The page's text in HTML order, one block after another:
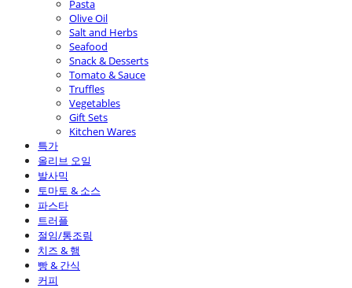
Pasta
Olive Oil
Salt and Herbs
Seafood
Snack & Desserts
Tomato & Sauce
Truffles
Vegetables
Gift Sets
Kitchen Wares
특가
올리브 오일
발사믹
토마토 & 소스
파스타
트러플
절임/통조림
치즈 & 햄
빵 & 간식
커피